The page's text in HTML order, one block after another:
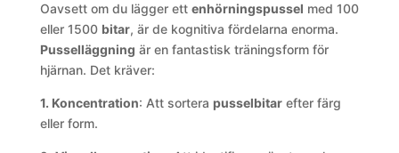
Oavsett om du lägger ett enhörningspussel med 100
eller 1500 bitar, är de kognitiva fördelarna enorma.
Pusselläggning är en fantastisk träningsform för
hjärnan. Det kräver:
1. Koncentration: Att sortera pusselbitarefter färg
eller form.